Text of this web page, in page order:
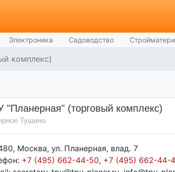
Электроника Садоводство
комплекс)
"Планерная" (торговый комплекс)
Тушино
Москва, ул. Планерная, влад. 7
+7 (495) 662-44-50, +7 (495) 662-44-